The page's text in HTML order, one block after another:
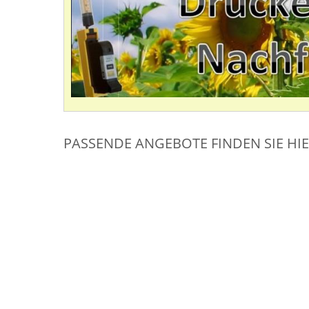
PASSENDE ANGEBOTE FINDEN SIE